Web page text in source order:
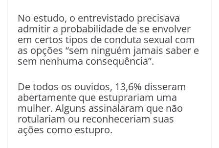
No estudo, o entrevistado precisava
admitir a probabilidade de se envolver
em certos tipos de conduta sexual com
as opções “sem ninguém jamais saber e
sem nenhuma consequência”.
De todos os ouvidos, 13,6% disseram
abertamente que estuprariam uma
mulher. Alguns assinalaram que não
rotulariam ou reconheceriam suas
ações como estupro.